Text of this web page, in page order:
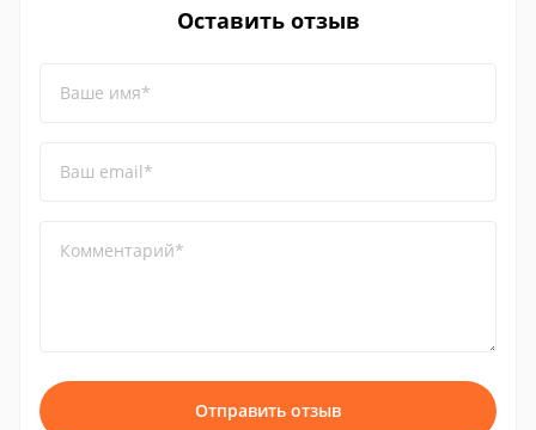
Оставить отзыв
Ваше имя*
Ваш email*
Комментарий*
Отправить отзыв